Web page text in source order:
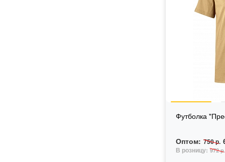
Футболка
Оптом: 750 р.
В розницу: 972 р.